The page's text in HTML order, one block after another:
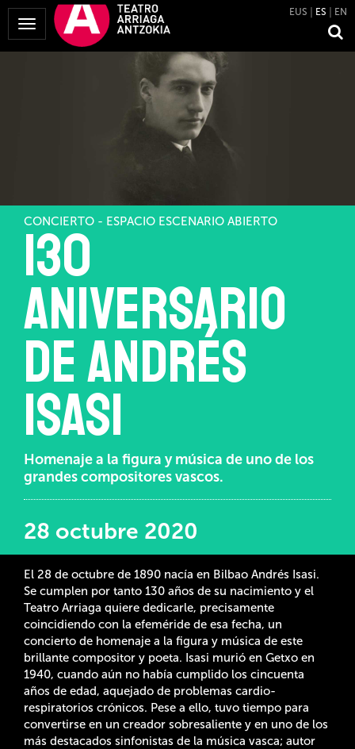
Mostrar
Menú
EUS ES EN
CONCIERTO - ESPACIO ESCENARIO ABIERTO
130
aniversario
de Andrés
Isasi
Homenaje a la figura y música de uno de los
grandes compositores vascos.
28 octubre 2020
El 28 de octubre de 1890 nacía en Bilbao Andrés Isasi.
Se cumplen por tanto 130 años de su nacimiento y el
Teatro Arriaga quiere dedicarle, precisamente
coincidiendo con la efeméride de esa fecha, un
concierto de homenaje a la figura y música de este
brillante compositor y poeta. Isasi murió en Getxo en
1940, cuando aún no había cumplido los cincuenta
años de edad, aquejado de problemas cardio-
respiratorios crónicos. Pese a ello, tuvo tiempo para
convertirse en un creador sobresaliente y en uno de los
más destacados sinfonistas de la música vasca; autor